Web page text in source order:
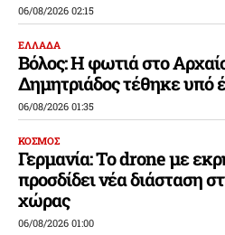
06/08/2026 02:15
ΕΛΛΑΔΑ
Βόλος: Η φωτιά στο
Δημητριάδος τέθηκε υπό
06/08/2026 01:35
ΚΟΣΜΟΣ
Γερμανία: Το drone με
προσδίδει νέα διάσταση
χώρας
06/08/2026 01:00